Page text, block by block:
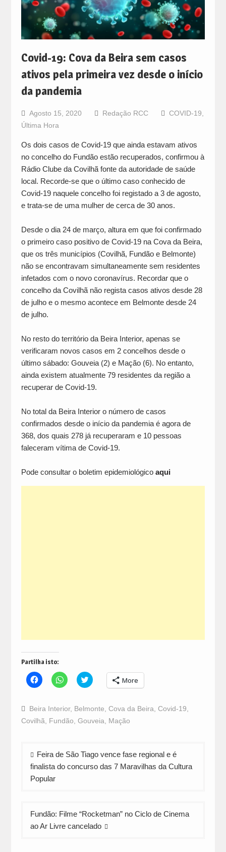
Covid-19: Cova da Beira sem casos
ativos pela primeira vez desde o início
da pandemia
Agosto 15, 2020 Redação RCC COVID-19
Última Hora
Os dois casos de Covid-19 que ainda estavam ativos
no concelho do Fundão estão recuperados, confirmou à
Rádio Clube da Covilhã fonte da autoridade de saúde
local. Recorde-se que o último caso conhecido de
Covid-19 naquele concelho foi registado a 3 de agosto,
e trata-se de uma mulher de cerca de 30 anos.
Desde o dia 24 de março, altura em que foi confirmado
o primeiro caso positivo de Covid-19 na Cova da Beira,
que os três municípios (Covilhã, Fundão e Belmonte)
não se encontravam simultaneamente sem residentes
infetados com o novo coronavírus. Recordar que o
concelho da Covilhã não regista casos ativos desde 28
de julho e o mesmo acontece em Belmonte desde 24
de julho.
No resto do território da Beira Interior, apenas se
verificaram novos casos em 2 concelhos desde o
último sábado: Gouveia (2) e Mação (6). No entanto,
ainda existem atualmente 79 residentes da região a
recuperar de Covid-19.
No total da Beira Interior o número de casos
confirmados desde o início da pandemia é agora de
368, dos quais 278 já recuperaram e 10 pessoas
faleceram vítima de Covid-19.
Pode consultar o boletim epidemiológico aqui
Partilha isto:
Click
to
Facebook
(Opens
in
new
Click
to
WhatsApp
(Opens
in
new
Click
to
Twitter
(Opens
new
More
Beira Interior, Belmonte Cova da Beira Covid-19
Covilhã
Fundão Gouveia Mação
Navegação
de
artigos
Feira de São Tiago vence fase regional e é
finalista do concurso das 7 Maravilhas da Cultura
Popular
Fundão: Filme “Rocketman” no Ciclo de Cinema
ao Ar Livre cancelado